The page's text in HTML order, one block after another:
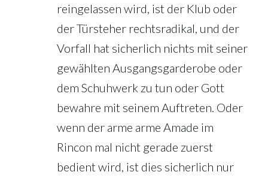
reingelassen wird, ist der Klub oder
der Türsteher rechtsradikal, und der
Vorfall hat sicherlich nichts mit seiner
gewählten Ausgangsgarderobe oder
dem Schuhwerk zu tun oder Gott
bewahre mit seinem Auftreten. Oder
wenn der arme arme Amade im
Rincon mal nicht gerade zuerst
bedient wird, ist dies sicherlich nur